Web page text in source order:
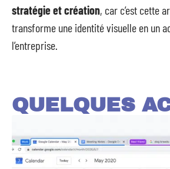
stratégie et création, car c’est cette
transforme une identité visuelle en un
l’entreprise.
QUELQUES